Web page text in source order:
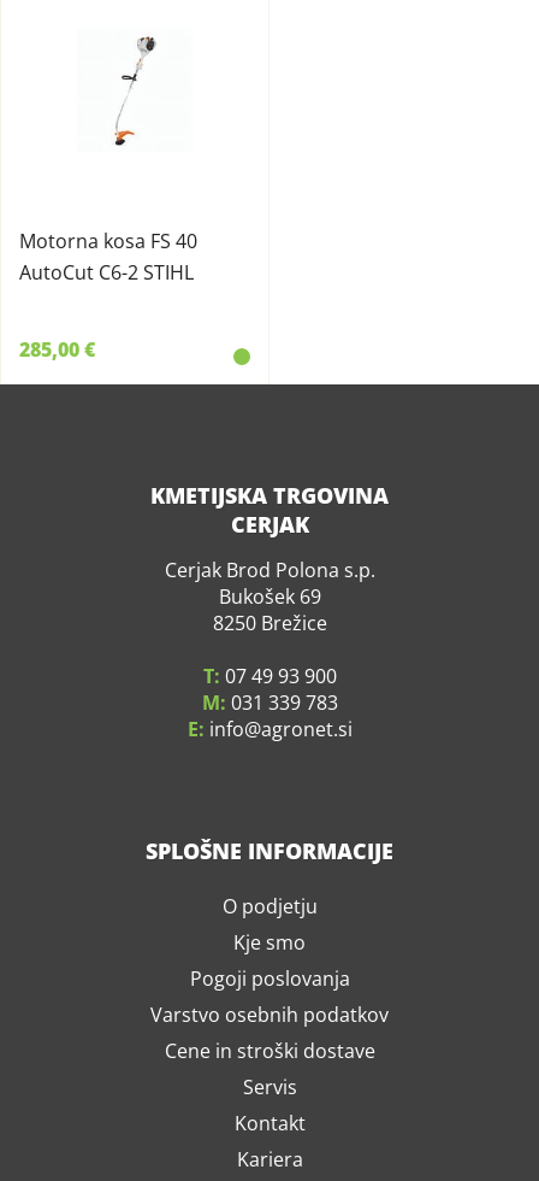
Motorna kosa FS 40
AutoCut C6-2 STIHL
285,00 €
KMETIJSKA TRGOVINA
CERJAK
Cerjak Brod Polona s.p.
Bukošek 69
8250 Brežice
T: 07 49 93 900
M: 031 339 783
E: info agronet.si
SPLOŠNE INFORMACIJE
O podjetju
Kje smo
Pogoji poslovanja
Varstvo osebnih podatkov
Cene in stroški dostave
Servis
Kontakt
Kariera